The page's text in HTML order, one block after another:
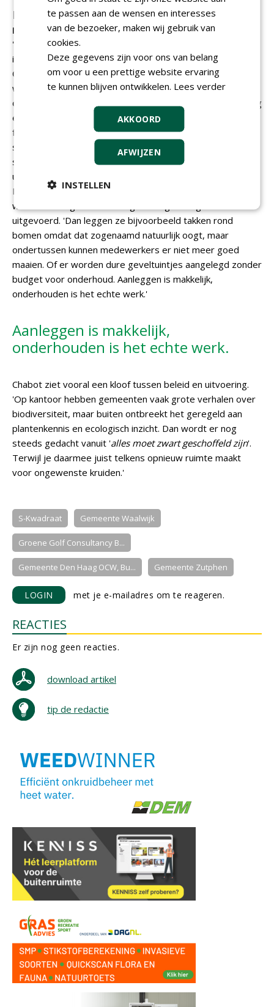
Een paardenbloem tussen de stoeptegels is
niet vies, een straat vol peuken wel
'Gemeenten roepen graag dat ze ecologisch werken, maar
in de praktijk zie ik vooral veel symboolpolitiek,' zegt Tinka
Chabot, hovenier en kritisch inwoner van Arnhem. 'Er
worden mooie verhalen verteld over biodiversiteit, maar
ondertussen ontbreekt het vaak aan kennis in de uitvoering
én aan goed onderhoud.' Chabot ergert zich vooral aan de
focus op uiterlijk vertoon. 'Een paardenbloem tussen de
stoeptegels vinden mensen vies, maar een straat vol
sigarettenpeuken blijkbaar niet. Terwijl die peuken
uiteindelijk in het putje verdwijnen en het water vervuilen.
Dat vind ik een veel groter probleem.' Volgens Chabot
worden ecologische maatregelen regelmatig verkeerd
uitgevoerd. 'Dan leggen ze bijvoorbeeld takken rond
bomen omdat dat zogenaamd natuurlijk oogt, maar
ondertussen kunnen medewerkers er niet meer goed
maaien. Of er worden dure geveltuintjes aangelegd zonder
budget voor onderhoud. Aanleggen is makkelijk,
onderhouden is het echte werk.'
Aanleggen is makkelijk,
onderhouden is het echte werk.
Chabot ziet vooral een kloof tussen beleid en uitvoering.
'Op kantoor hebben gemeenten vaak grote verhalen over
biodiversiteit, maar buiten ontbreekt het geregeld aan
plantenkennis en ecologisch inzicht. Dan wordt er nog
steeds gedacht vanuit 'alles moet zwart geschoffeld zijn'.
Terwijl je daarmee juist telkens opnieuw ruimte maakt
voor ongewenste kruiden.'
S-Kwadraat Gemeente Waalwijk
Groene Golf Consultancy B...
Gemeente Den Haag OCW, Bu... Gemeente Zutphen
LOGIN met je e-mailadres om te reageren.
REACTIES
Er zijn nog geen reacties.
download artikel
tip de redactie
te passen aan de wensen en interesses
van de bezoeker, maken wij gebruik van
cookies.
Deze gegevens zijn voor ons van belang
om voor u een prettige website ervaring
te kunnen blijven ontwikkelen. Lees verder
AKKOORD
AFWIJZEN
INSTELLEN